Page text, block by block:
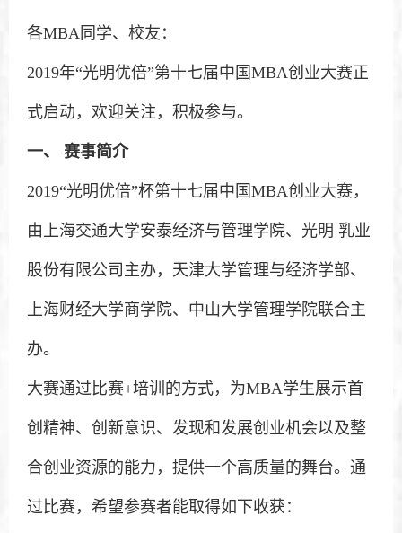
各MBA同学、校友：
2019年“光明优倍”第十七届中国MBA创业大赛正
式启动，欢迎关注，积极参与。
一、 赛事简介
2019“光明优倍”杯第十七届中国MBA创业大赛，
由上海交通大学安泰经济与管理学院、光明 乳业
股份有限公司主办，天津大学管理与经济学部、
上海财经大学商学院、中山大学管理学院联合主
办。
大赛通过比赛+培训的方式，为MBA学生展示首
创精神、创新意识、发现和发展创业机会以及整
合创业资源的能力，提供一个高质量的舞台。通
过比赛，希望参赛者能取得如下收获：